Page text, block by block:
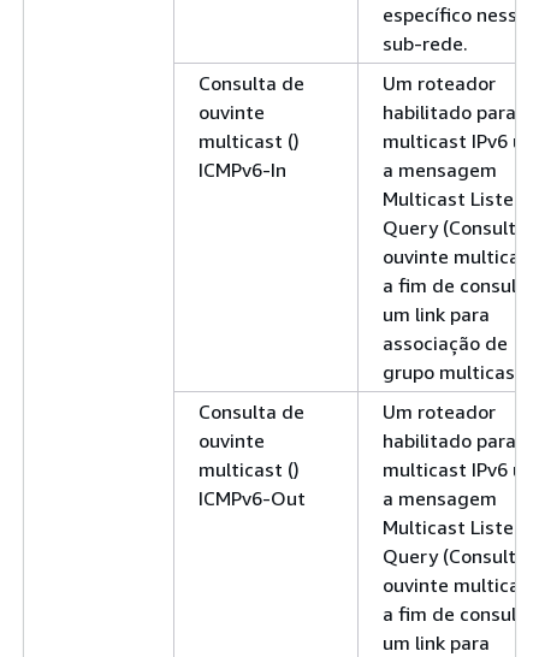
específico nessa
sub-rede.
Consulta de
ouvinte
multicast ()
ICMPv6-In
Um roteador
habilitado para
multicast IPv6
a mensagem
Multicast
Query (Consulta
ouvinte
a fim de
um link para
associação de
grupo multicast.
Consulta de
ouvinte
multicast ()
ICMPv6-Out
Um roteador
habilitado para
multicast IPv6
a mensagem
Multicast
Query (Consulta
ouvinte
a fim de
um link para